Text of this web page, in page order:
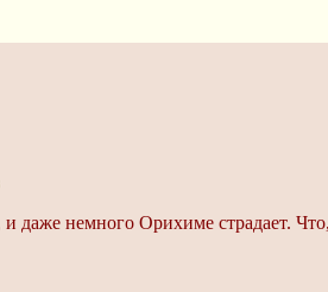
даже немного Орихиме страдает.